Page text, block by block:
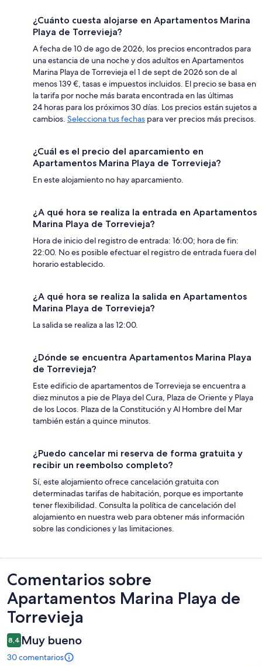
¿Cuánto cuesta alojarse en Apartamentos Marina
Playa de Torrevieja?
A fecha de 10 de ago de 2026, los precios encontrados para
una estancia de una noche y dos adultos en Apartamentos
Marina Playa de Torrevieja el 1 de sept de 2026 son de al
menos 139 €, tasas e impuestos incluidos. El precio se basa en
la tarifa por noche más barata encontrada en las últimas
24 horas para los próximos 30 días. Los precios están sujetos a
cambios. Selecciona tus fechas para ver precios más precisos.
¿Cuál es el precio del aparcamiento en
Apartamentos Marina Playa de Torrevieja?
En este alojamiento no hay aparcamiento.
¿A qué hora se realiza la entrada en Apartamentos
Marina Playa de Torrevieja?
Hora de inicio del registro de entrada: 16:00; hora de fin:
22:00. No es posible efectuar el registro de entrada fuera del
horario establecido.
¿A qué hora se realiza la salida en Apartamentos
Marina Playa de Torrevieja?
La salida se realiza a las 12:00.
¿Dónde se encuentra Apartamentos Marina Playa
de Torrevieja?
Este edificio de apartamentos de Torrevieja se encuentra a
diez minutos a pie de Playa del Cura, Plaza de Oriente y Playa
de los Locos. Plaza de la Constitución y Al Hombre del Mar
también están a quince minutos.
¿Puedo cancelar mi reserva de forma gratuita y
recibir un reembolso completo?
Sí, este alojamiento ofrece cancelación gratuita con
determinadas tarifas de habitación, porque es importante
tener flexibilidad. Consulta la política de cancelación del
alojamiento en nuestra web para obtener más información
sobre las condiciones y las limitaciones.
Comentarios
Comentarios sobre
Apartamentos Marina Playa de
Torrevieja
8,4 Muy bueno
30 comentarios